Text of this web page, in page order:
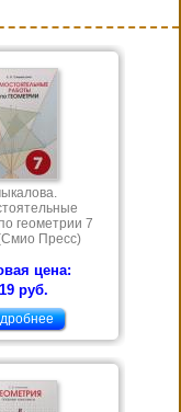
геометрии 7
Пресс)
цена:
руб.